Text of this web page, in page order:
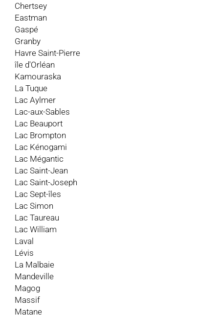
Chertsey
Eastman
Gaspé
Granby
Havre Saint-Pierre
île d'Orléan
Kamouraska
La Tuque
Lac Aylmer
Lac-aux-Sables
Lac Beauport
Lac Brompton
Lac Kénogami
Lac Mégantic
Lac Saint-Jean
Lac Saint-Joseph
Lac Sept-îles
Lac Simon
Lac Taureau
Lac William
Laval
Lévis
La Malbaie
Mandeville
Magog
Massif
Matane